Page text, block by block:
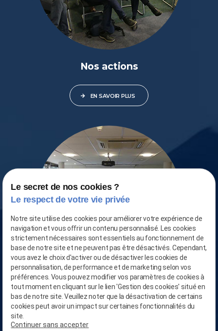
Nos actions
EN SAVOIR PLUS
Fonctionnement et
organisation
Le secret de nos cookies ?
Le respect de votre vie privée
Notre site utilise des cookies pour améliorer votre expérience de
navigation et vous offrir un contenu personnalisé. Les cookies
strictement nécessaires sont essentiels au fonctionnement de
base de notre site et ne peuvent pas être désactivés. Cependant,
vous avez le choix d'activer ou de désactiver les cookies de
personnalisation, de performance et de marketing selon vos
préférences. Vous pouvez modifier vos paramètres de cookies à
tout moment en cliquant sur le lien 'Gestion des cookies' situé en
bas de notre site. Veuillez noter que la désactivation de certains
cookies peut avoir un impact sur certaines fonctionnalités du
site.
Continuer sans accepter